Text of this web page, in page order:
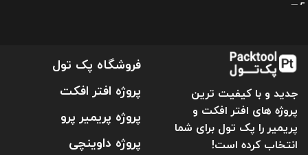
جدید و با کیفیت ترین
پروژه های افتر افکت و
پریمیر را پک تول برای شما
انتخاب کرده است!
فروشگاه پک تول
پروژه افتر افکت
پروژه پریمیر پرو
پروژه داوینچی